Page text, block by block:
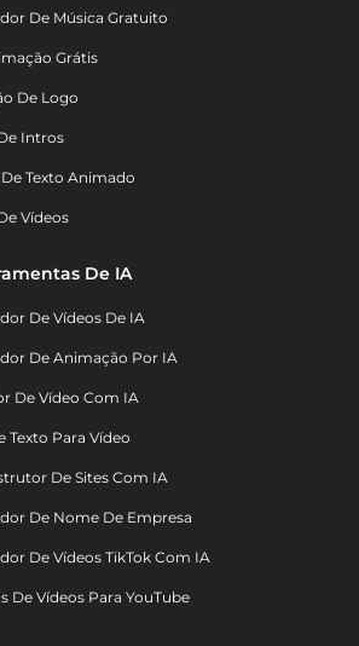
De Música Gratuito
Grátis
De Logo
Intros
Texto Animado
Vídeos
De IA
De Vídeos De IA
De Animação Por IA
De Vídeo Com IA
Texto Para Vídeo
De Sites Com IA
De Nome De Empresa
De Vídeos TikTok Com IA
De Vídeos Para YouTube